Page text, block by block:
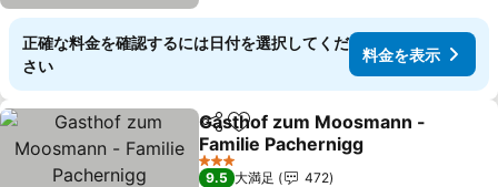
正確な料金を確認するには日付を選択してくだ
さい
料金を表示
シェアお気に入りに追加
Gasthof zum Moosmann -
Familie Pachernigg
料金を表示
3 ホテルのランク
9.5 大満足
472